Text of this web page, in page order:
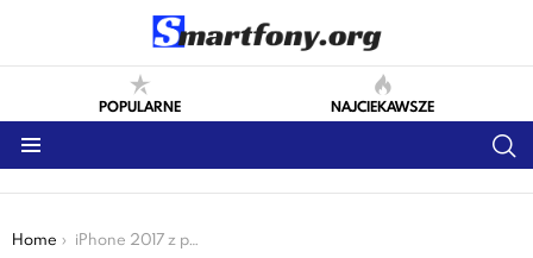
POPULARNE NAJCIEKAWSZE
You are here:
Home iPhone 2017 z podstawową pojemnością 64 GB